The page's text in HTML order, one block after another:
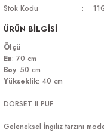
Stok Kodu
ÜRÜN BİLGİSİ
Ölçü
En: 70 cm
Boy: 50 cm
Yükseklik: 40 cm
DORSET II PUF
Geleneksel İngiliz tarzını